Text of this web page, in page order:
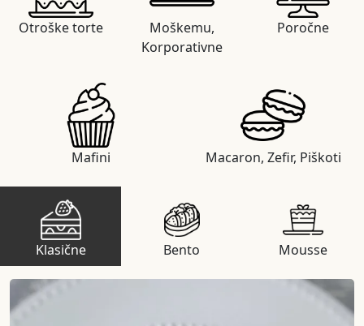
Otroške torte
Moškemu,
Korporativne
Poročne
Mafini Macaron, Zefir, Piškoti
Klasične Bento Mousse